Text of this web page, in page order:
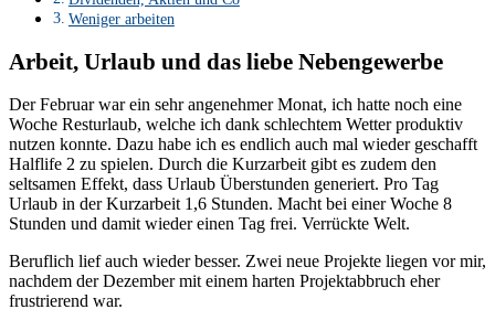
Weniger arbeiten
Arbeit, Urlaub und das liebe Nebengewerbe
Der Februar war ein sehr angenehmer Monat, ich hatte noch eine
Woche Resturlaub, welche ich dank schlechtem Wetter produktiv
nutzen konnte. Dazu habe ich es endlich auch mal wieder geschafft
Halflife 2 zu spielen. Durch die Kurzarbeit gibt es zudem den
seltsamen Effekt, dass Urlaub Überstunden generiert. Pro Tag
Urlaub in der Kurzarbeit 1,6 Stunden. Macht bei einer Woche 8
Stunden und damit wieder einen Tag frei. Verrückte Welt.
Beruflich lief auch wieder besser. Zwei neue Projekte liegen vor mir,
nachdem der Dezember mit einem harten Projektabbruch eher
frustrierend war.